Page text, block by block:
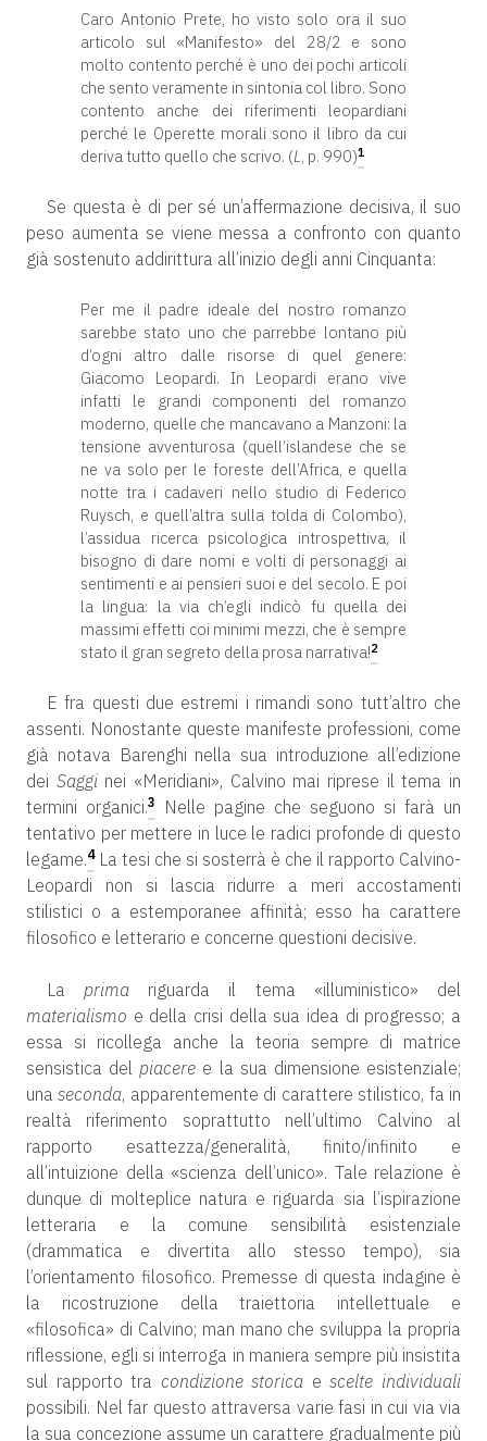
Caro Antonio Prete, ho visto solo ora il suo
articolo sul «Manifesto» del 28/2 e sono
molto contento perché è uno dei pochi articoli
che sento veramente in sintonia col libro. Sono
contento anche dei riferimenti leopardiani
perché le Operette morali sono il libro da cui
deriva tutto quello che scrivo. (L, p. 990)1
Se questa è di per sé un’affermazione decisiva, il suo
peso aumenta se viene messa a confronto con quanto
già sostenuto addirittura all’inizio degli anni Cinquanta:
Per me il padre ideale del nostro romanzo
sarebbe stato uno che parrebbe lontano più
d’ogni altro dalle risorse di quel genere:
Giacomo Leopardi. In Leopardi erano vive
infatti le grandi componenti del romanzo
moderno, quelle che mancavano a Manzoni: la
tensione avventurosa (quell’islandese che se
ne va solo per le foreste dell’Africa, e quella
notte tra i cadaveri nello studio di Federico
Ruysch, e quell’altra sulla tolda di Colombo),
l’assidua ricerca psicologica introspettiva, il
bisogno di dare nomi e volti di personaggi ai
sentimenti e ai pensieri suoi e del secolo. E poi
la lingua: la via ch’egli indicò fu quella dei
massimi effetti coi minimi mezzi, che è sempre
stato il gran segreto della prosa narrativa!2
E fra questi due estremi i rimandi sono tutt’altro che
assenti. Nonostante queste manifeste professioni, come
già notava Barenghi nella sua introduzione all’edizione
dei Sagginei «Meridiani», Calvino mai riprese il tema in
termini organici.3
Nelle pagine che seguono si farà un
tentativo per mettere in luce le radici profonde di questo
legame.4La tesi che si sosterrà è che il rapporto Calvino-
Leopardi non si lascia ridurre a meri accostamenti
stilistici o a estemporanee affinità; esso ha carattere
filosofico e letterario e concerne questioni decisive.
Laprima riguarda il tema «illuministico» del
materialismo e della crisi della sua idea di progresso; a
essa si ricollega anche la teoria sempre di matrice
sensistica delpiacere e la sua dimensione esistenziale;
unaseconda, apparentemente di carattere stilistico, fa in
realtà riferimento soprattutto nell’ultimo Calvino al
rapporto esattezza/generalità, finito/infinito e
all’intuizione della «scienza dell’unico». Tale relazione è
dunque di molteplice natura e riguarda sia l’ispirazione
letteraria e la comune sensibilità esistenziale
(drammatica e divertita allo stesso tempo), sia
l’orientamento filosofico. Premesse di questa indagine è
la ricostruzione della traiettoria intellettuale e
«filosofica» di Calvino; man mano che sviluppa la propria
riflessione, egli si interroga in maniera sempre più insistita
sul rapporto tra condizione storica escelte individuali
possibili. Nel far questo attraversa varie fasi in cui via via
la sua concezione assume un carattere gradualmente più